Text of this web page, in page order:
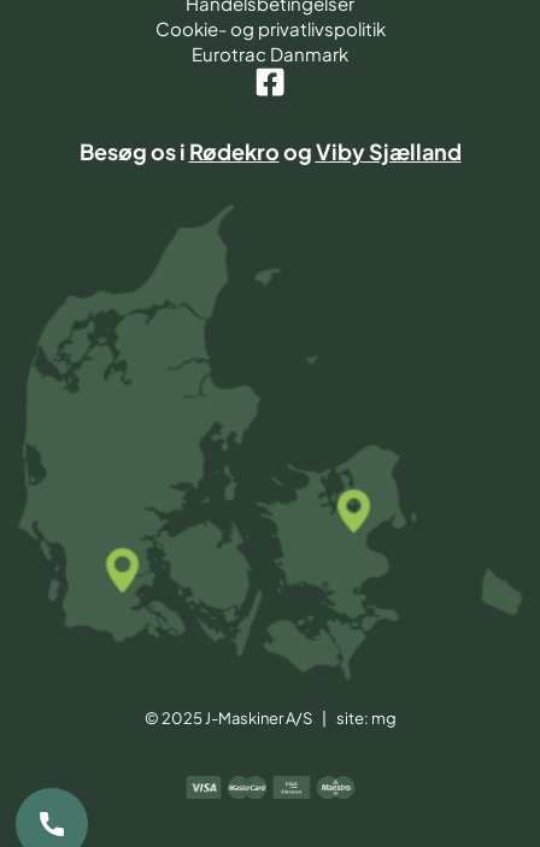
Cookie- og privatlivspolitik
Eurotrac Danmark
Besøg os i RødekroogViby Sjælland
© 2025 J-Maskiner A/S | site: mg